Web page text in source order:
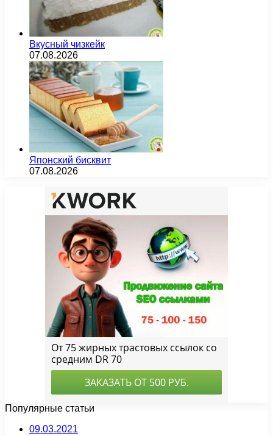
Вкусный чизкейк
07.08.2026
Японский бисквит
07.08.2026
Популярные статьи
09.03.2021